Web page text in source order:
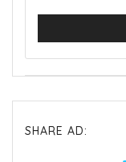
SHARE AD: